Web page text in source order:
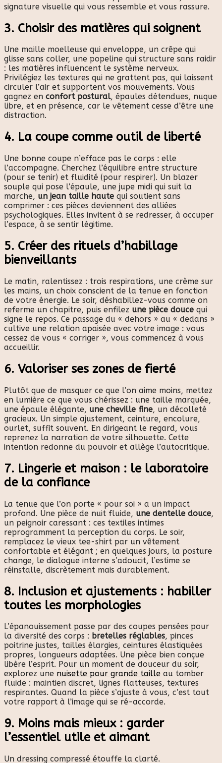
signature visuelle qui vous ressemble et vous rassure.
3. Choisir des matières qui soignent
Une maille moelleuse qui enveloppe, un crêpe qui
glisse sans coller, une popeline qui structure sans raidir
: les matières influencent le système nerveux.
Privilégiez les textures qui ne grattent pas, qui laissent
circuler l’air et supportent vos mouvements. Vous
gagnez en confort postural, épaules détendues, nuque
libre, et en présence, car le vêtement cesse d’être une
distraction.
4. La coupe comme outil de liberté
Une bonne coupe n’efface pas le corps : elle
l’accompagne. Cherchez l’équilibre entre structure
(pour se tenir) et fluidité (pour respirer). Un blazer
souple qui pose l’épaule, une jupe midi qui suit la
marche, un jean taille haute qui soutient sans
comprimer : ces pièces deviennent des alliées
psychologiques. Elles invitent à se redresser, à occuper
l’espace, à se sentir légitime.
5. Créer des rituels d’habillage
bienveillants
Le matin, ralentissez : trois respirations, une crème sur
les mains, un choix conscient de la tenue en fonction
de votre énergie. Le soir, déshabillez-vous comme on
referme un chapitre, puis enfilez une pièce douce qui
signe le repos. Ce passage du « dehors » au « dedans »
cultive une relation apaisée avec votre image : vous
cessez de vous « corriger », vous commencez à vous
accueillir.
6. Valoriser ses zones de fierté
Plutôt que de masquer ce que l’on aime moins, mettez
en lumière ce que vous chérissez : une taille marquée,
une épaule élégante, une cheville fine, un décolleté
gracieux. Un simple ajustement, ceinture, encolure,
ourlet, suffit souvent. En dirigeant le regard, vous
reprenez la narration de votre silhouette. Cette
intention redonne du pouvoir et allège l’autocritique.
7. Lingerie et maison : le laboratoire
de la confiance
La tenue que l’on porte « pour soi » a un impact
profond. Une pièce de nuit fluide, une dentelle douce,
un peignoir caressant : ces textiles intimes
reprogramment la perception du corps. Le soir,
remplacez le vieux tee-shirt par un vêtement
confortable et élégant ; en quelques jours, la posture
change, le dialogue interne s’adoucit, l’estime se
réinstalle, discrètement mais durablement.
8. Inclusion et ajustements : habiller
toutes les morphologies
L’épanouissement passe par des coupes pensées pour
la diversité des corps : bretelles réglables, pinces
poitrine justes, tailles élargies, ceintures élastiquées
propres, longueurs adaptées. Une pièce bien conçue
libère l’esprit. Pour un moment de douceur du soir,
explorez une nuisette pour grande taille au tomber
fluide : maintien discret, lignes flatteuses, textures
respirantes. Quand la pièce s’ajuste à vous, c’est tout
votre rapport à l’image qui se ré-accorde.
9. Moins mais mieux : garder
l’essentiel utile et aimant
Un dressing compressé étouffe la clarté.